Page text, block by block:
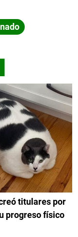
titulares por
progreso físico